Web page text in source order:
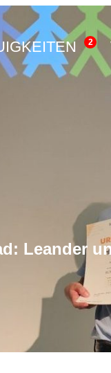
2
Leander